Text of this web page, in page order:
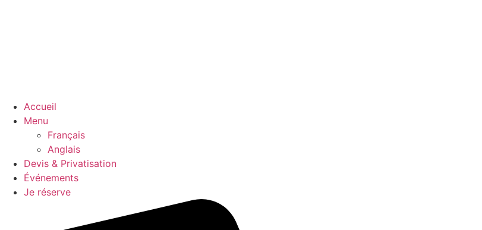
Accueil
Menu
Français
Anglais
Devis & Privatisation
Événements
Je réserve